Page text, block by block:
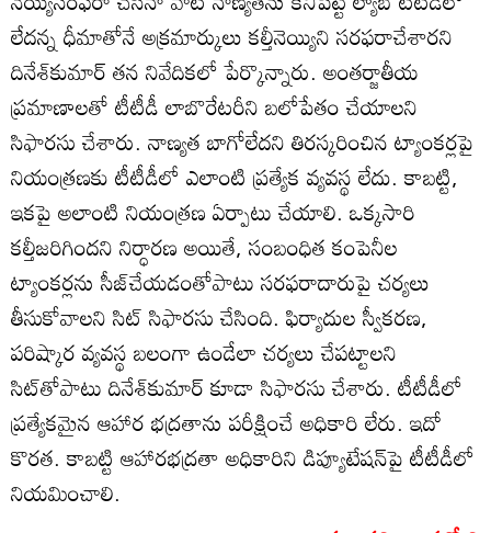
లేదన్న ధీమాతోనే అక్రమార్కులు కల్తీనెయ్యిని సరఫరాచేశారని
దినేశ్‌కుమార్‌ తన నివేదికలో పేర్కొన్నారు. అంతర్జాతీయ
ప్రమాణాలతో టీటీడీ లాబొరేటరీని బలోపేతం చేయాలని
సిఫారసు చేశారు. నాణ్యత బాగోలేదని తిరస్కరించిన ట్యాంకర్లపై
నియంత్రణకు టీటీడీలో ఎలాంటి ప్రత్యేక వ్యవస్థ లేదు. కాబట్టి,
ఇకపై అలాంటి నియంత్రణ ఏర్పాటు చేయాలి. ఒక్కసారి
కల్తీజరిగిందని నిర్ధారణ అయితే, సంబంధిత కంపెనీల
ట్యాంకర్లను సీజ్‌చేయడంతోపాటు సరఫరాదారుపై చర్యలు
తీసుకోవాలని సిట్‌ సిఫారసు చేసింది. ఫిర్యాదుల స్వీకరణ,
పరిష్కార వ్యవస్థ బలంగా ఉండేలా చర్యలు చేపట్టాలని
సిట్‌తోపాటు దినేశ్‌కుమార్‌ కూడా సిఫారసు చేశారు. టీటీడీలో
ప్రత్యేకమైన ఆహార భద్రతాను పరీక్షించే అధికారి లేరు. ఇదో
కొరత. కాబట్టి ఆహారభద్రతా అధికారిని డిప్యూటేషన్‌పై టీటీడీలో
నియమించాలి.